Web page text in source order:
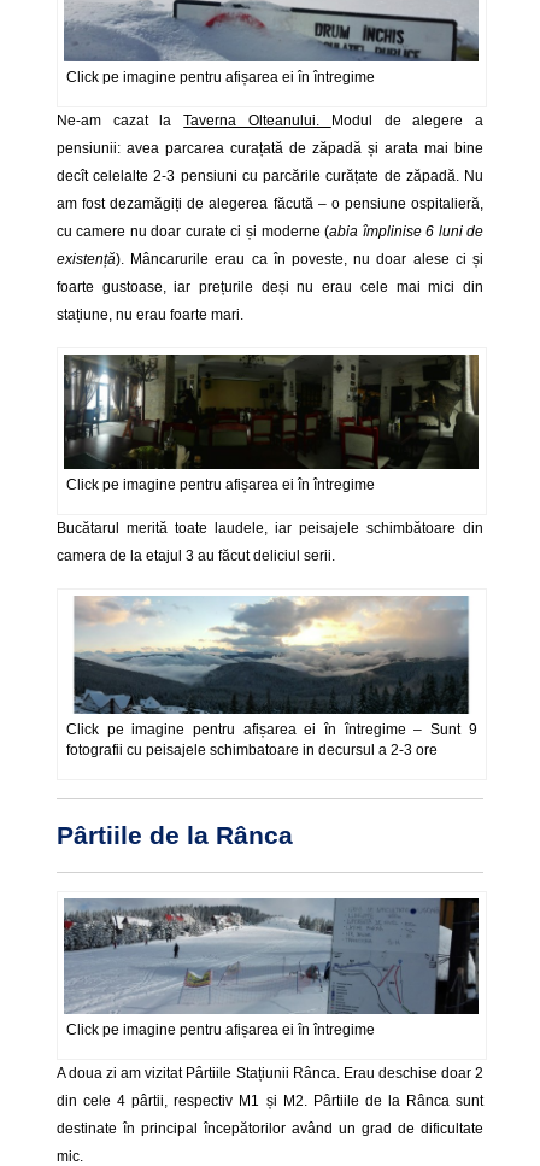
Click pe imagine pentru afișarea ei în întregime
Ne-am cazat laTaverna Olteanului. Modul de alegere a
pensiunii: avea parcarea curațată de zăpadă și arata mai bine
decît celelalte 2-3 pensiuni cu parcările curățate de zăpadă. Nu
am fost dezamăgiți de alegerea făcută – o pensiune ospitalieră,
cu camere nu doar curate ci și moderne (abia împlinise 6 luni de
existență). Mâncarurile erau ca în poveste, nu doar alese ci și
foarte gustoase, iar prețurile deși nu erau cele mai mici din
stațiune, nu erau foarte mari.
Click pe imagine pentru afișarea ei în întregime
Bucătarul merită toate laudele, iar peisajele schimbătoare din
camera de la etajul 3 au făcut deliciul serii.
Click pe imagine pentru afișarea ei în întregime – Sunt 9
fotografii cu peisajele schimbatoare in decursul a 2-3 ore
Pârtiile de la Rânca
Click pe imagine pentru afișarea ei în întregime
A doua zi am vizitat Pârtiile Stațiunii Rânca. Erau deschise doar 2
din cele 4 pârtii, respectiv M1 și M2. Pârtiile de la Rânca sunt
destinate în principal începătorilor având un grad de dificultate
mic.